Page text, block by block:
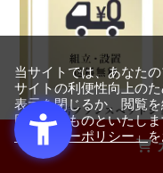
当サイトでは、あなた
サイトの利便性向上の
表示を閉じるか、閲覧
同意するものといたし
ライバシーポリシー」を